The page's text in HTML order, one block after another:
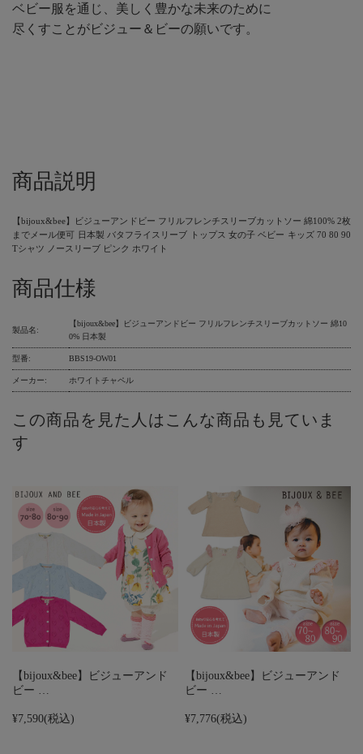
ベビー服を通じ、美しく豊かな未来のために
尽くすことがビジュー＆ビーの願いです。
商品説明
【bijoux&bee】ビジューアンドビー フリルフレンチスリーブカットソー 綿100% 2枚
までメール便可 日本製 バタフライスリーブ トップス 女の子 ベビー キッズ 70 80 90
Tシャツ ノースリーブ ピンク ホワイト
商品仕様
製品名:
【bijoux&bee】ビジューアンドビー フリルフレンチスリーブカットソー 綿10
0% 日本製
型番: BBS19-OW01
メーカー: ホワイトチャペル
この商品を見た人はこんな商品も見ていま
す
【bijoux&bee】ビジューアンド
ビー …
¥7,590(税込)
【bijoux&bee】ビジューアンド
ビー …
¥7,776(税込)